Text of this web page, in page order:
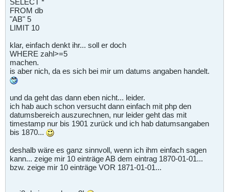
FROM db
"AB" 5
LIMIT 10
klar, einfach denkt ihr... soll er doch
WHERE zahl>=5
machen.
is aber nich, da es sich bei mir um datums angaben handelt.
und da geht das dann eben nicht... leider.
ich hab auch schon versucht dann einfach mit php den
datumsbereich auszurechnen, nur leider geht das mit
timestamp nur bis 1901 zurück und ich hab datumsangaben
bis 1870...
deshalb wäre es ganz sinnvoll, wenn ich ihm einfach sagen
kann... zeige mir 10 einträge AB dem eintrag 1870-01-01...
bzw. zeige mir 10 einträge VOR 1871-01-01...